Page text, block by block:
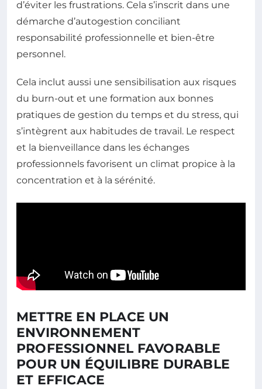
d’éviter les frustrations. Cela s’inscrit dans une
démarche d’autogestion conciliant
responsabilité professionnelle et bien-être
personnel.
Cela inclut aussi une sensibilisation aux risques
du burn-out et une formation aux bonnes
pratiques de gestion du temps et du stress, qui
s’intègrent aux habitudes de travail. Le respect
et la bienveillance dans les échanges
professionnels favorisent un climat propice à la
concentration et à la sérénité.
METTRE EN PLACE UN
ENVIRONNEMENT
PROFESSIONNEL FAVORABLE
POUR UN ÉQUILIBRE DURABLE
ET EFFICACE